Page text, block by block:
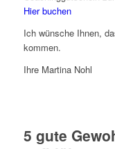
Hier buchen
Ich wünsche Ihnen,
kommen.
Ihre Martina Nohl
5 gute